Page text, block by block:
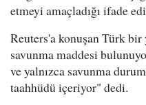
etmeyi amaçladığı ifade
Reuters'a konuşan Türk
savunma maddesi
ve yalnızca savunma
taahhüdü içeriyor" dedi.